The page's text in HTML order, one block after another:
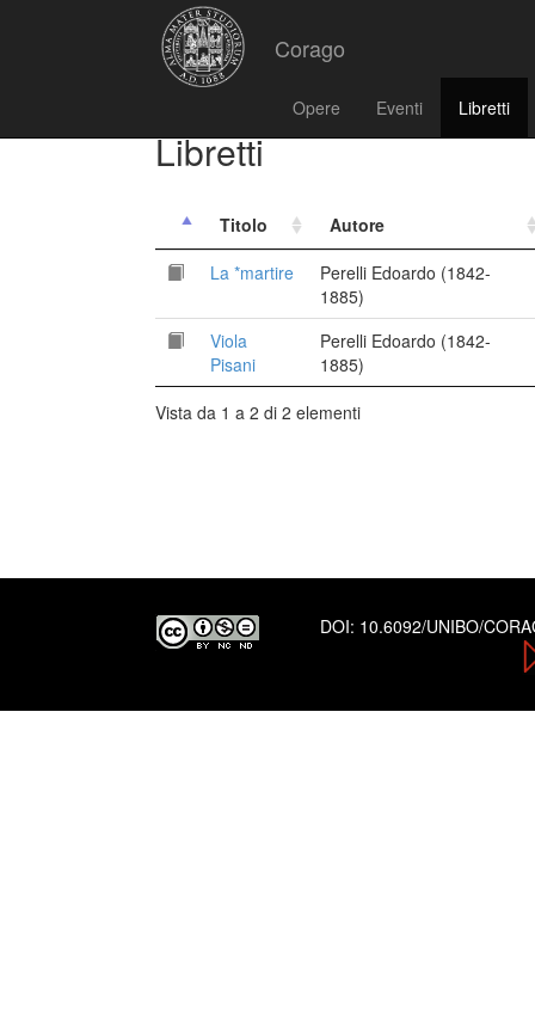
Corago
Opere Eventi Libretti
Libretti
Titolo
Autore
La *martire
Perelli Edoardo (1842-
1885)
Viola
Pisani
Perelli Edoardo (1842-
1885)
Vista da 1 a 2 di 2 elementi
DOI: 10.6092/UNIBO/